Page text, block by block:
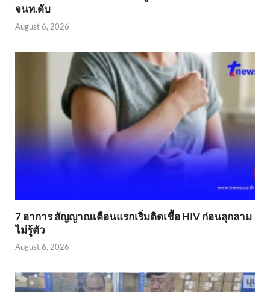
จนท.ดับ
August 6, 2026
7 อาการ สัญญาณเตือนแรกเริ่มติดเชื้อ HIV ก่อนลุกลาม
ไม่รู้ตัว
August 6, 2026